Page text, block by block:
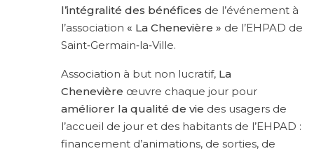
l’intégralité des bénéfices de l’événement à
l’association « La Chenevière » de l’EHPAD de
Saint‑Germain‑la‑Ville.
Association à but non lucratif, La
Chenevière œuvre chaque jour pour
améliorer la qualité de vie des usagers de
l’accueil de jour et des habitants de l’EHPAD :
financement d’animations, de sorties, de